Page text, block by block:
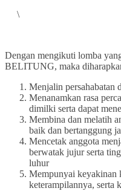
\
Dengan mengikuti lomba
BELITUNG, maka
Menjalin persahabatan
Menanamkan rasa
dimilki serta dapat
Membina dan melatih
baik dan bertanggung
Mencetak anggota
berwatak jujur serta
luhur
Mempunyai keyakinan
keterampilannya, serta